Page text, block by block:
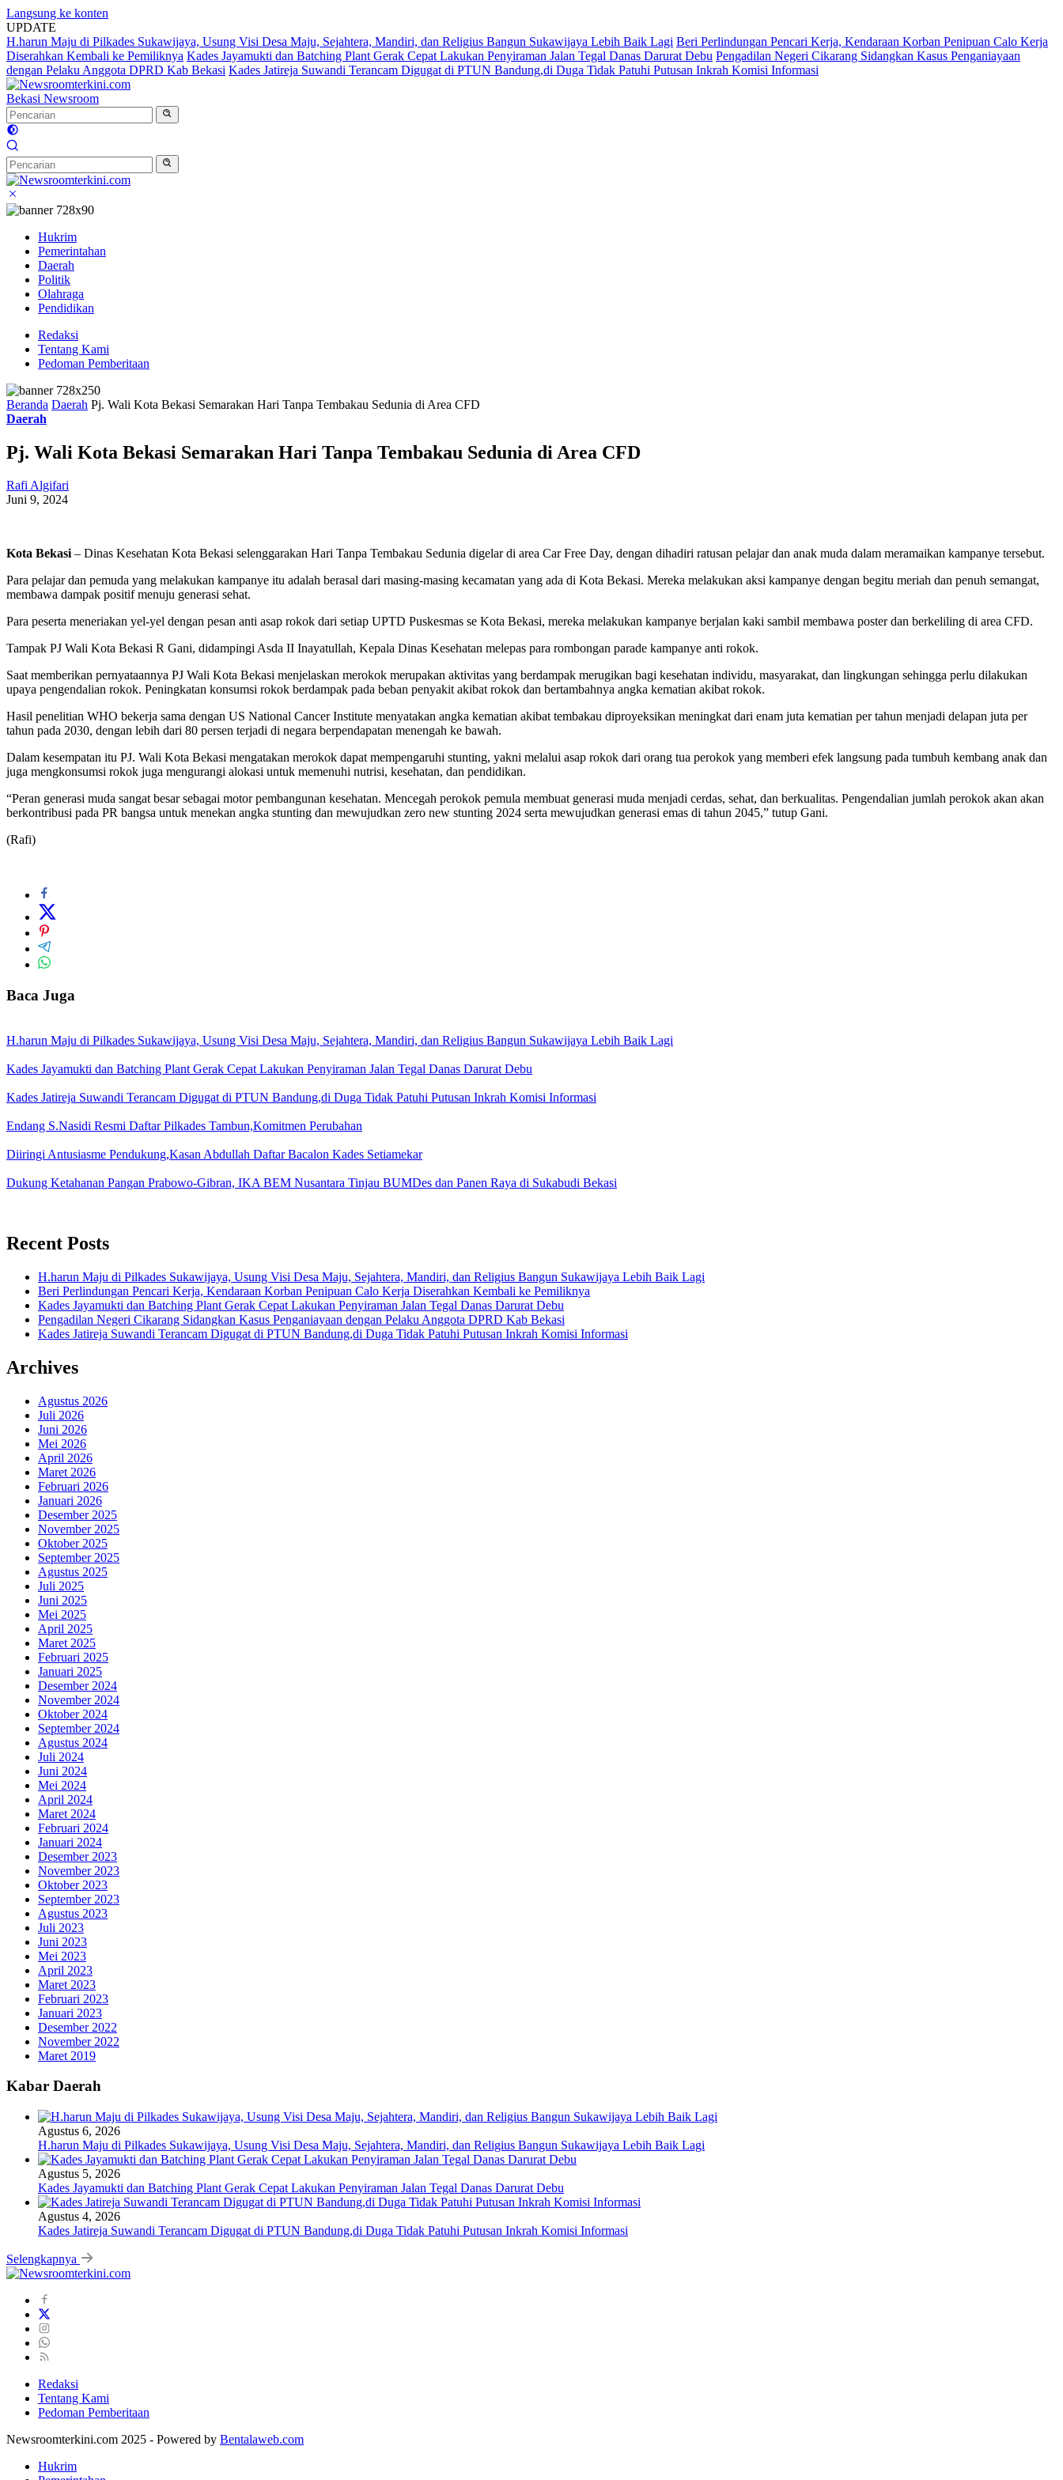
Langsung ke konten
UPDATE
H.harun Maju di Pilkades Sukawijaya, Usung Visi Desa Maju, Sejahtera, Mandiri, dan Religius Bangun Sukawijaya Lebih Baik Lagi Beri Perlindungan Pencari Kerja, Kendaraan Korban Penipuan Calo Kerja
Diserahkan Kembali ke Pemiliknya Kades Jayamukti dan Batching Plant Gerak Cepat Lakukan Penyiraman Jalan Tegal Danas Darurat Debu Pengadilan Negeri Cikarang Sidangkan Kasus Penganiayaan
dengan Pelaku Anggota DPRD Kab Bekasi Kades Jatireja Suwandi Terancam Digugat di PTUN Bandung,di Duga Tidak Patuhi Putusan Inkrah Komisi Informasi
Bekasi Newsroom
Hukrim
Pemerintahan
Daerah
Politik
Olahraga
Pendidikan
Redaksi
Tentang Kami
Pedoman Pemberitaan
Beranda Daerah Pj. Wali Kota Bekasi Semarakan Hari Tanpa Tembakau Sedunia di Area CFD
Daerah
Pj. Wali Kota Bekasi Semarakan Hari Tanpa Tembakau Sedunia di Area CFD
Rafi Algifari
Juni 9, 2024
Kota Bekasi– Dinas Kesehatan Kota Bekasi selenggarakan Hari Tanpa Tembakau Sedunia digelar di area Car Free Day, dengan dihadiri ratusan pelajar dan anak muda dalam meramaikan kampanye tersebut.
Para pelajar dan pemuda yang melakukan kampanye itu adalah berasal dari masing-masing kecamatan yang ada di Kota Bekasi. Mereka melakukan aksi kampanye dengan begitu meriah dan penuh semangat,
membawa dampak positif menuju generasi sehat.
Para peserta meneriakan yel-yel dengan pesan anti asap rokok dari setiap UPTD Puskesmas se Kota Bekasi, mereka melakukan kampanye berjalan kaki sambil membawa poster dan berkeliling di area CFD.
Tampak PJ Wali Kota Bekasi R Gani, didampingi Asda II Inayatullah, Kepala Dinas Kesehatan melepas para rombongan parade kampanye anti rokok.
Saat memberikan pernyataannya PJ Wali Kota Bekasi menjelaskan merokok merupakan aktivitas yang berdampak merugikan bagi kesehatan individu, masyarakat, dan lingkungan sehingga perlu dilakukan
upaya pengendalian rokok. Peningkatan konsumsi rokok berdampak pada beban penyakit akibat rokok dan bertambahnya angka kematian akibat rokok.
Hasil penelitian WHO bekerja sama dengan US National Cancer Institute menyatakan angka kematian akibat tembakau diproyeksikan meningkat dari enam juta kematian per tahun menjadi delapan juta per
tahun pada 2030, dengan lebih dari 80 persen terjadi di negara berpendapatan menengah ke bawah.
Dalam kesempatan itu PJ. Wali Kota Bekasi mengatakan merokok dapat mempengaruhi stunting, yakni melalui asap rokok dari orang tua perokok yang memberi efek langsung pada tumbuh kembang anak dan
juga mengkonsumsi rokok juga mengurangi alokasi untuk memenuhi nutrisi, kesehatan, dan pendidikan.
“Peran generasi muda sangat besar sebagai motor pembangunan kesehatan. Mencegah perokok pemula membuat generasi muda menjadi cerdas, sehat, dan berkualitas. Pengendalian jumlah perokok akan akan
berkontribusi pada PR bangsa untuk menekan angka stunting dan mewujudkan zero new stunting 2024 serta mewujudkan generasi emas di tahun 2045,” tutup Gani.
(Rafi)
Baca Juga
H.harun Maju di Pilkades Sukawijaya, Usung Visi Desa Maju, Sejahtera, Mandiri, dan Religius Bangun Sukawijaya Lebih Baik Lagi
Kades Jayamukti dan Batching Plant Gerak Cepat Lakukan Penyiraman Jalan Tegal Danas Darurat Debu
Kades Jatireja Suwandi Terancam Digugat di PTUN Bandung,di Duga Tidak Patuhi Putusan Inkrah Komisi Informasi
Endang S.Nasidi Resmi Daftar Pilkades Tambun,Komitmen Perubahan
Diiringi Antusiasme Pendukung,Kasan Abdullah Daftar Bacalon Kades Setiamekar
Dukung Ketahanan Pangan Prabowo-Gibran, IKA BEM Nusantara Tinjau BUMDes dan Panen Raya di Sukabudi Bekasi
Recent Posts
H.harun Maju di Pilkades Sukawijaya, Usung Visi Desa Maju, Sejahtera, Mandiri, dan Religius Bangun Sukawijaya Lebih Baik Lagi
Beri Perlindungan Pencari Kerja, Kendaraan Korban Penipuan Calo Kerja Diserahkan Kembali ke Pemiliknya
Kades Jayamukti dan Batching Plant Gerak Cepat Lakukan Penyiraman Jalan Tegal Danas Darurat Debu
Pengadilan Negeri Cikarang Sidangkan Kasus Penganiayaan dengan Pelaku Anggota DPRD Kab Bekasi
Kades Jatireja Suwandi Terancam Digugat di PTUN Bandung,di Duga Tidak Patuhi Putusan Inkrah Komisi Informasi
Archives
Agustus 2026
Juli 2026
Juni 2026
Mei 2026
April 2026
Maret 2026
Februari 2026
Januari 2026
Desember 2025
November 2025
Oktober 2025
September 2025
Agustus 2025
Juli 2025
Juni 2025
Mei 2025
April 2025
Maret 2025
Februari 2025
Januari 2025
Desember 2024
November 2024
Oktober 2024
September 2024
Agustus 2024
Juli 2024
Juni 2024
Mei 2024
April 2024
Maret 2024
Februari 2024
Januari 2024
Desember 2023
November 2023
Oktober 2023
September 2023
Agustus 2023
Juli 2023
Juni 2023
Mei 2023
April 2023
Maret 2023
Februari 2023
Januari 2023
Desember 2022
November 2022
Maret 2019
Kabar Daerah
Agustus 6, 2026
H.harun Maju di Pilkades Sukawijaya, Usung Visi Desa Maju, Sejahtera, Mandiri, dan Religius Bangun Sukawijaya Lebih Baik Lagi
Agustus 5, 2026
Kades Jayamukti dan Batching Plant Gerak Cepat Lakukan Penyiraman Jalan Tegal Danas Darurat Debu
Agustus 4, 2026
Kades Jatireja Suwandi Terancam Digugat di PTUN Bandung,di Duga Tidak Patuhi Putusan Inkrah Komisi Informasi
Selengkapnya
Redaksi
Tentang Kami
Pedoman Pemberitaan
Newsroomterkini.com 2025 - Powered by Bentalaweb.com
Hukrim